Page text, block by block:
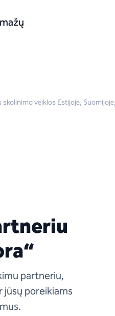
skolinimo veiklos Estijoje,
partneriu,
poreikiams